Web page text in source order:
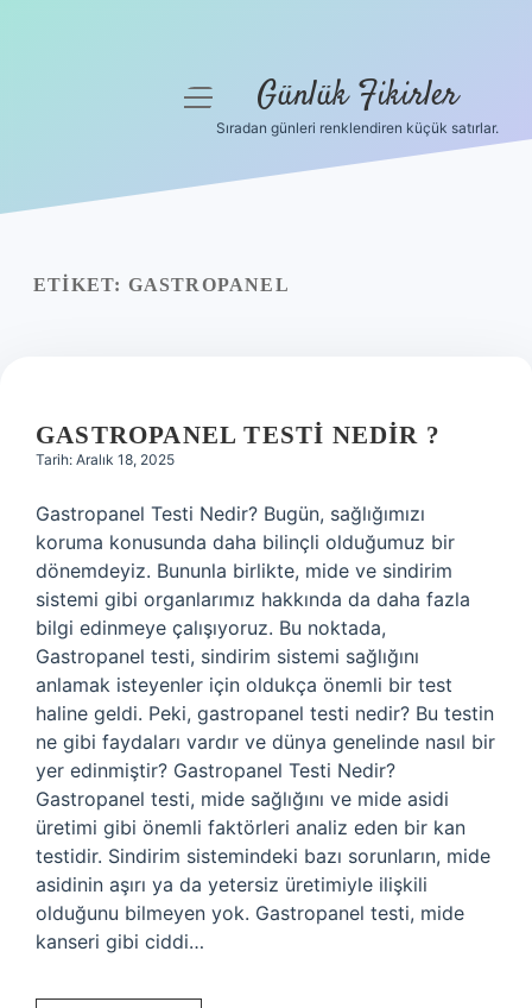
Yasal Uyarı
menüyü Günlük Fikirler
Sıradan günleri renklendiren küçük satırlar.
ETIKET: GASTROPANEL
GASTROPANEL TESTI NEDIR ?
Tarih: Aralık 18, 2025
Gastropanel Testi Nedir? Bugün, sağlığımızı
koruma konusunda daha bilinçli olduğumuz bir
dönemdeyiz. Bununla birlikte, mide ve sindirim
sistemi gibi organlarımız hakkında da daha fazla
bilgi edinmeye çalışıyoruz. Bu noktada,
Gastropanel testi, sindirim sistemi sağlığını
anlamak isteyenler için oldukça önemli bir test
haline geldi. Peki, gastropanel testi nedir? Bu testin
ne gibi faydaları vardır ve dünya genelinde nasıl bir
yer edinmiştir? Gastropanel Testi Nedir?
Gastropanel testi, mide sağlığını ve mide asidi
üretimi gibi önemli faktörleri analiz eden bir kan
testidir. Sindirim sistemindeki bazı sorunların, mide
asidinin aşırı ya da yetersiz üretimiyle ilişkili
olduğunu bilmeyen yok. Gastropanel testi, mide
kanseri gibi ciddi…